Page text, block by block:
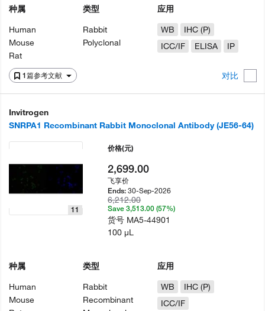
1篇参考文献 对比
种属
Human
Mouse
Rat
类型
Rabbit
Polyclonal
应用
WB
IHC (P)
ICC/IF
ELISA IP
Invitrogen
SNRPA1 Recombinant Rabbit Monoclonal Antibody (JE56-64)
11
种属
Human
Mouse
类型
Rabbit
Recombinant
应用
WB
IHC (P)
ICC/IF
价格(元)
2,699.00
飞享价
Ends:30-Sep-2026
6,212.00
Save 3,513.00 (57%)
货号 MA5-44901
100 µL